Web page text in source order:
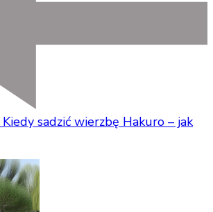
Kiedy sadzić wierzbę Hakuro – jak